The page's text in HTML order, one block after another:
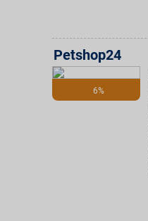
6%
Petshop24